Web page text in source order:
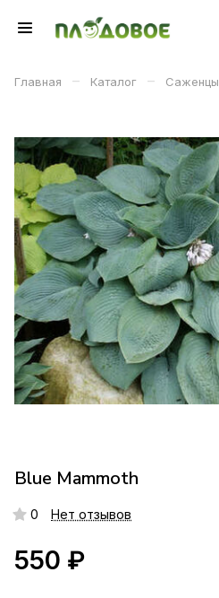
Главная – Каталог – Саженцы
Blue Mammoth
0 Нет отзывов
550 ₽